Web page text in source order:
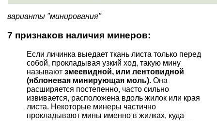
варианты "минирования"
7 признаков наличия минеров:
Если личинка выедает ткань листа только перед
собой, прокладывая узкий ход, такую мину
называют змеевидной, или лентовидной
(яблоневая минирующая моль). Она
расширяется постепенно, часто сильно
извивается, расположена вдоль жилок или края
листа. Некоторые минеры частично
прокладывают мины именно в жилках, куда